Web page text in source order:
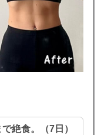
絶食。（7日）